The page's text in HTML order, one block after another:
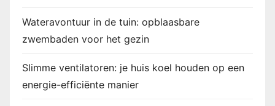
Wateravontuur in de tuin: opblaasbare
zwembaden voor het gezin
Slimme ventilatoren: je huis koel houden op een
energie-efficiënte manier